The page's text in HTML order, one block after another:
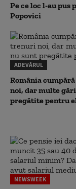
Pe ce loc l-au pus
Popovici
ADEVĂRUL
România
noi, dar multe
pregătite pentru
NEWSWEEK